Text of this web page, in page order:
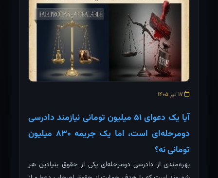
آیا یک دعوای ۵۱ میلیون تومانی نیازمند دادرسی
دومرحله‌ای است، اما یک جریمه ۸۳۰ میلیون
تومانی نه؟
بهره‌مندی از دادرسی دومرحله‌ای یکی از حقوق بنیادین هر